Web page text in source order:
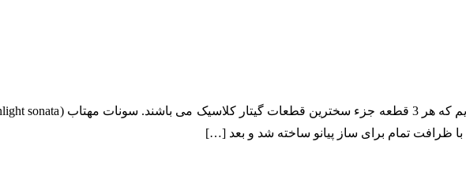
ظرافت تمام برای ساز پیانو ساخته شد و بعد […]